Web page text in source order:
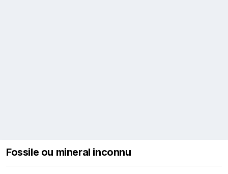
Fossile ou mineral inconnu